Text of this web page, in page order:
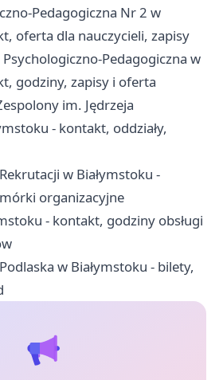
Pedagogiczna Nr 2 w
oferta dla nauczycieli, zapisy
Pedagogiczna w
godziny, zapisy i oferta
im. Jędrzeja
- kontakt, oddziały,
w Białymstoku -
organizacyjne
- kontakt, godziny obsługi
w Białymstoku - bilety,